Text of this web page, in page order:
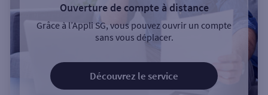
Ouverture de compte à distance
Grâce à l’Appli SG, vous pouvez ouvrir un compte
sans vous déplacer.
Découvrez le service